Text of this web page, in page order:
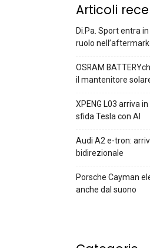
Articoli
Di.Pa. Sport entra
ruolo
OSRAM
il mantenitore
XPENG L03 arriva
sfida Tesla con AI
Audi A2 e-tron:
bidirezionale
Porsche Cayman
anche dal suono